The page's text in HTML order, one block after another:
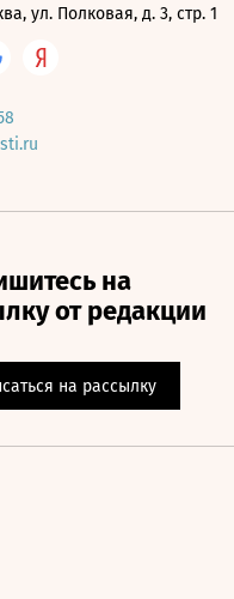
ул. Полковая, д. 3, стр. 1